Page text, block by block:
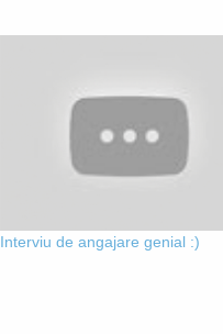
Interviu de angajare genial :)